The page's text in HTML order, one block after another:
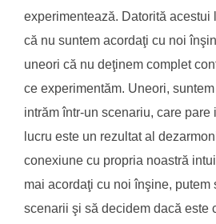
experimentează. Datorită acestui
că nu suntem acordaţi cu noi
uneori că nu deţinem complet
ce experimentăm. Uneori,
intrăm într-un scenariu, care pare
lucru este un rezultat al
conexiune cu propria noastră
mai acordaţi cu noi înşine, putem
scenarii şi să decidem dacă este